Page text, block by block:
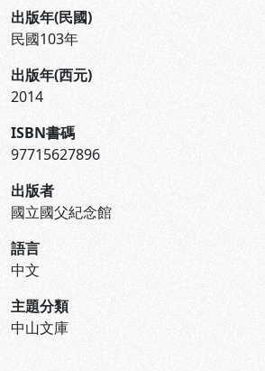
出版年(民國)
民國103年
出版年(西元)
2014
ISBN書碼
97715627896
出版者
國立國父紀念館
語言
中文
主題分類
中山文庫